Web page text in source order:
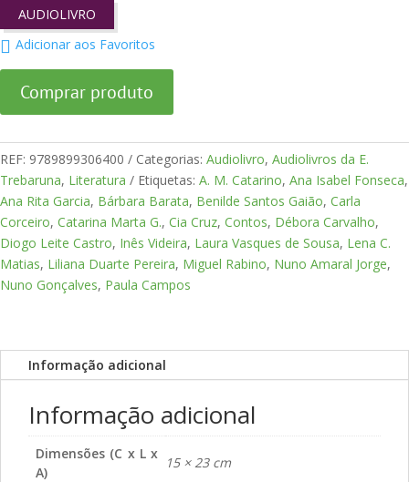
AUDIOLIVRO
Adicionar aos Favoritos
Comprar produto
REF: 9789899306400 Categorias: Audiolivro, Audiolivros da E.
Trebaruna, Literatura Etiquetas: A. M. Catarino, Ana Isabel Fonseca,
Ana Rita Garcia, Bárbara Barata, Benilde Santos Gaião, Carla
Corceiro, Catarina Marta G., Cia Cruz, Contos, Débora Carvalho,
Diogo Leite Castro, Inês Videira, Laura Vasques de Sousa, Lena C.
Matias, Liliana Duarte Pereira, Miguel Rabino, Nuno Amaral Jorge,
Nuno Gonçalves, Paula Campos
Informação adicional
Informação adicional
Dimensões (C x L x
A)
15 × 23 cm